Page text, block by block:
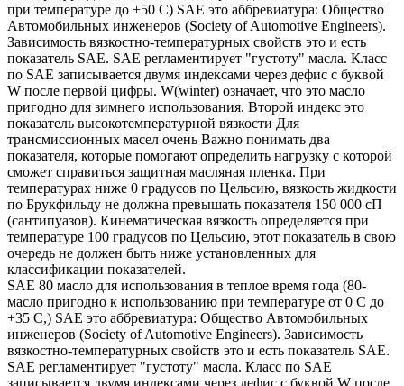
при температуре до +50 С) SAE это аббревиатура: Общество
Автомобильных инженеров (Society of Automotive Engineers).
Зависимость вязкостно-температурных свойств это и есть
показатель SAE. SAE регламентирует "густоту" масла. Класс
по SAE записывается двумя индексами через дефис с буквой
W после первой цифры. W(winter) означает, что это масло
пригодно для зимнего использования. Второй индекс это
показатель высокотемпературной вязкости Для
трансмиссионных масел очень Важно понимать два
показателя, которые помогают определить нагрузку с которой
сможет справиться защитная масляная пленка. При
температурах ниже 0 градусов по Цельсию, вязкость жидкости
по Брукфильду не должна превышать показателя 150 000 сП
(сантипуазов). Кинематическая вязкость определяется при
температуре 100 градусов по Цельсию, этот показатель в свою
очередь не должен быть ниже установленных для
классификации показателей.
SAE 80 масло для использования в теплое время года (80-
масло пригодно к использованию при температуре от 0 С до
+35 С,) SAE это аббревиатура: Общество Автомобильных
инженеров (Society of Automotive Engineers). Зависимость
вязкостно-температурных свойств это и есть показатель SAE.
SAE регламентирует "густоту" масла. Класс по SAE
записывается двумя индексами через дефис с буквой W после